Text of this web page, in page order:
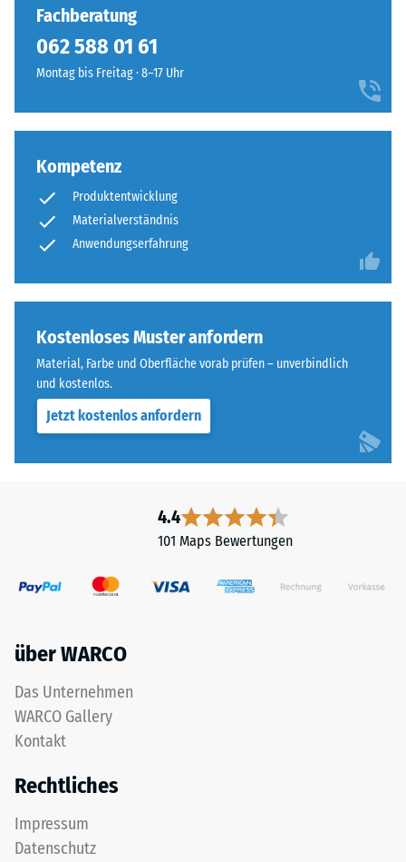
Fachberatung
062 588 01 61
Montag bis Freitag · 8–17 Uhr
Kompetenz
Produktentwicklung
Materialverständnis
Anwendungserfahrung
Kostenloses Muster anfordern
Material, Farbe und Oberfläche vorab prüfen – unverbindlich
und kostenlos.
Jetzt kostenlos anfordern
4.4
101 Maps Bewertungen
über WARCO
Das Unternehmen
WARCO Gallery
Kontakt
Rechtliches
Impressum
Datenschutz